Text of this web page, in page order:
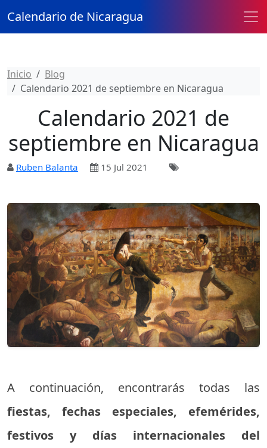
Calendario de Nicaragua
Inicio
Blog
Calendario 2021 de septiembre en Nicaragua
Calendario 2021 de
septiembre en Nicaragua
Ruben Balanta 15 Jul 2021
A continuación, encontrarás todas las
fiestas, fechas especiales, efemérides,
festivos y días internacionales del